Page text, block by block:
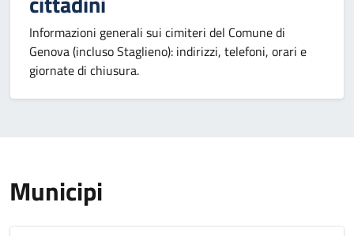
Informazioni generali sui cimiteri del Comune di
Genova (incluso Staglieno): indirizzi, telefoni, orari e
giornate di chiusura.
Municipi